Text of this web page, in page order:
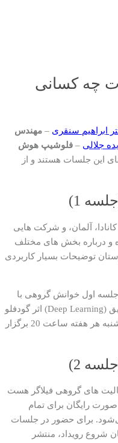
چه کسانی
ابراهیم سنقری – مهندس
جلالی – فلوشیپ هوش
این جلسات هستند و از
1)
آلمان، و شرکت هایی
و درباره بخش های مختلف
توضیحات بسیار کاربردی
جلسه اول خوانش گروهی با
فیلاگر هست که در آن کتاب یادگیری عمیق (Deep Learning) اثر گودفلو
مطالعه شده. خوانش گروهی با فیلاگر، شنبه هر هفته ساعت 20 برگزار
2)
های گروهی فیلاگر هست
رایگان برای تمام
برای حضور در جلسات
شروع رویداد، منتشر